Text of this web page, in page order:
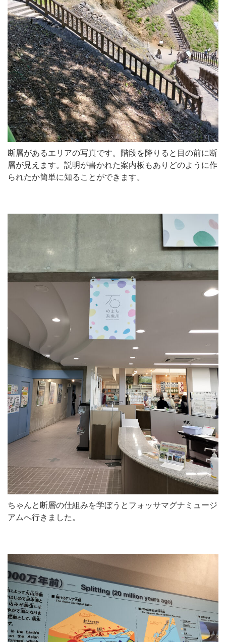
断層があるエリアの写真です。階段を降りると目の前に断
層が見えます。説明が書かれた案内板もありどのように作
られたか簡単に知ることができます。
ちゃんと断層の仕組みを学ぼうとフォッサマグナミュージ
アムへ行きました。